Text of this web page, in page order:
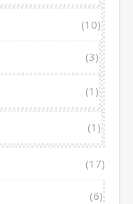
(10)
(3)
(1)
(1)
(17)
(6)